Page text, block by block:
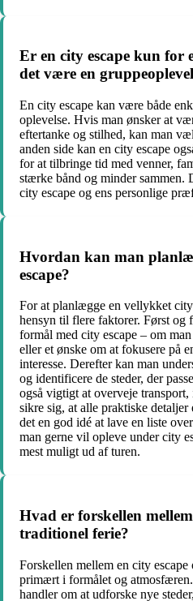
Er en city escape kun for
det være en
En city escape kan være både
oplevelse. Hvis man ønsker at
eftertanke og stilhed, kan man
anden side kan en city escape
for at tilbringe tid med venner,
stærke bånd og minder sammen.
city escape og ens personlige
Hvordan kan man
escape?
For at planlægge en vellykket
hensyn til flere faktorer. Først og
formål med city escape – om
eller et ønske om at fokusere på
interesse. Derefter kan man
og identificere de steder, der
også vigtigt at overveje
sikre sig, at alle praktiske
det en god idé at lave en liste
man gerne vil opleve under city
mest muligt ud af turen.
Hvad er forskellen
traditionel ferie?
Forskellen mellem en city
primært i formålet og
handler om at udforske nye